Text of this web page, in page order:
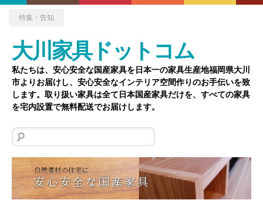
特集・告知
大川家具ドットコム
私たちは、安心安全な国産家具を日本一の家具生産地福岡県大川
市よりお届けし、安心安全なインテリア空間作りのお手伝いを致
します。取り扱い家具は全て日本国産家具だけを、すべての家具
を宅内設置で無料配送でお届けします。
検
索: